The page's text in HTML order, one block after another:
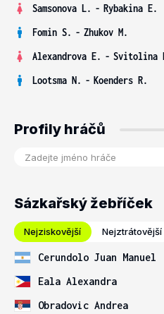
Samsonova L. - Rybakina E.
Fomin S. - Zhukov M.
Alexandrova E. - Svitolina
Lootsma N. - Koenders R.
Profily hráčů
Sázkařský žebříček
Nejziskovější Nejztrátovější
Cerundolo Juan Manuel
Eala Alexandra
Obradovic Andrea